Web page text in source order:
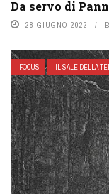
Da servo di
28 GIUGNO 2022
FOCUS IL SALE DELLA